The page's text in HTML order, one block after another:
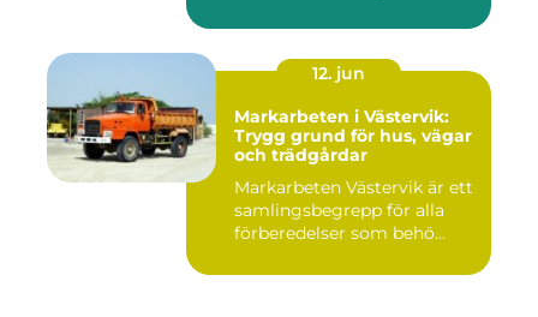
12. jun
Markarbeten i Västervik:
Trygg grund för hus, vägar
och trädgårdar
Markarbeten Västervik är ett
samlingsbegrepp för alla
förberedelser som behö...